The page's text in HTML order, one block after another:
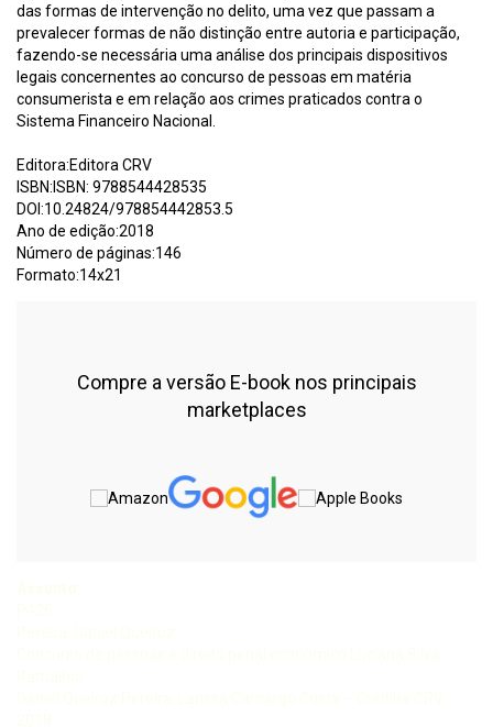
das formas de intervenção no delito, uma vez que passam a
prevalecer formas de não distinção entre autoria e participação,
fazendo-se necessária uma análise dos principais dispositivos
legais concernentes ao concurso de pessoas em matéria
consumerista e em relação aos crimes praticados contra o
Sistema Financeiro Nacional.
Editora:Editora CRV
ISBN:ISBN: 9788544428535
DOI:10.24824/978854442853.5
Ano de edição:2018
Número de páginas:146
Formato:14x21
Compre a versão E-book nos principais
marketplaces